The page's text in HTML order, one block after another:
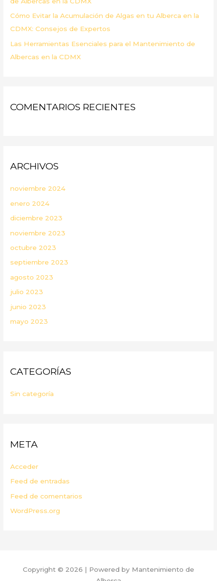
Cómo Evitar la Acumulación de Algas en tu Alberca en la
CDMX: Consejos de Expertos
Las Herramientas Esenciales para el Mantenimiento de
Albercas en la CDMX
COMENTARIOS RECIENTES
ARCHIVOS
noviembre 2024
enero 2024
diciembre 2023
noviembre 2023
octubre 2023
septiembre 2023
agosto 2023
julio 2023
junio 2023
mayo 2023
CATEGORÍAS
Sin categoría
META
Acceder
Feed de entradas
Feed de comentarios
WordPress.org
Copyright © 2026 | Powered by Mantenimiento de